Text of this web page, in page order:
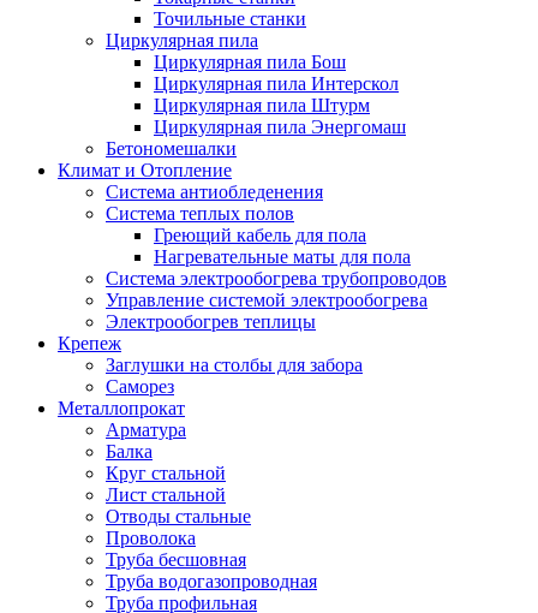
Точильные станки
Циркулярная пила
Циркулярная пила Бош
Циркулярная пила Интерскол
Циркулярная пила Штурм
Циркулярная пила Энергомаш
Бетономешалки
Климат и Отопление
Система антиобледенения
Система теплых полов
Греющий кабель для пола
Нагревательные маты для пола
Система электрообогрева трубопроводов
Управление системой электрообогрева
Электрообогрев теплицы
Крепеж
Заглушки на столбы для забора
Саморез
Металлопрокат
Арматура
Балка
Круг стальной
Лист стальной
Отводы стальные
Проволока
Труба бесшовная
Труба водогазопроводная
Труба профильная